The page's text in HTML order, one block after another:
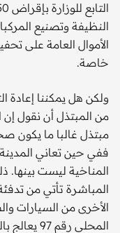
النظيفة وتصنيع
الأموال العامة على
خاصة.
ولكن هل يمكننا إعادة
من المبتذل أن نقول إن
مبتذل غالبا ما يكون
ففي حين تعاني
الأخرى من السيارات
المحلي